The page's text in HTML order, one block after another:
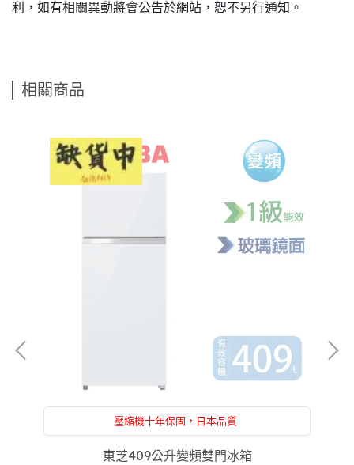
利，如有相關異動將會公告於網站，恕不另行通知。
相關商品
壓縮機十年保固，日本品質
送標準安裝+舊機回收。附設：家電維修，一條龍服
務，售後服務沒煩惱
東芝409公升變頻雙門冰箱